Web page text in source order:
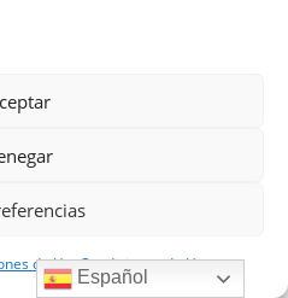
de UsoCondiciones de Uso
98 es recomendable
publicada en
Español